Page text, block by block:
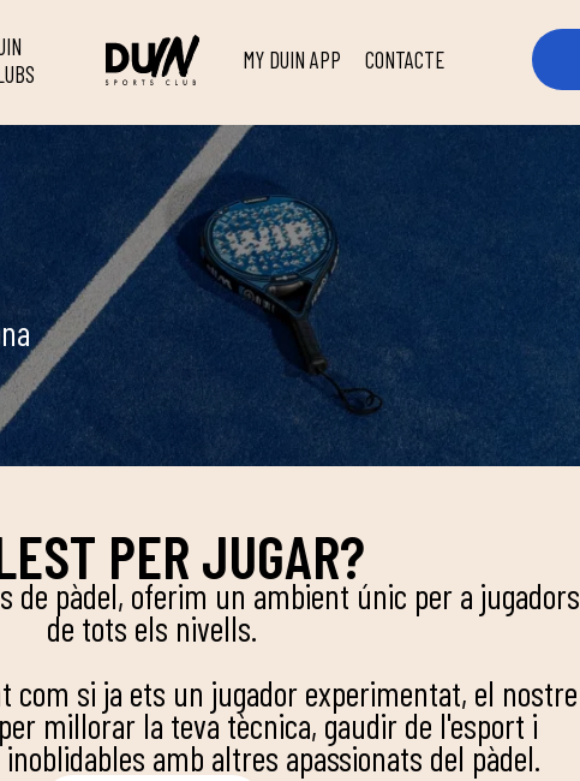
MY DUIN APP CONTACTE
PER JUGAR?
de pàdel, oferim un ambient únic per a jugadors
de tots els nivells.
com si ja ets un jugador experimentat, el nostre
millorar la teva tècnica, gaudir de l'esport i
amb altres apassionats del pàdel.